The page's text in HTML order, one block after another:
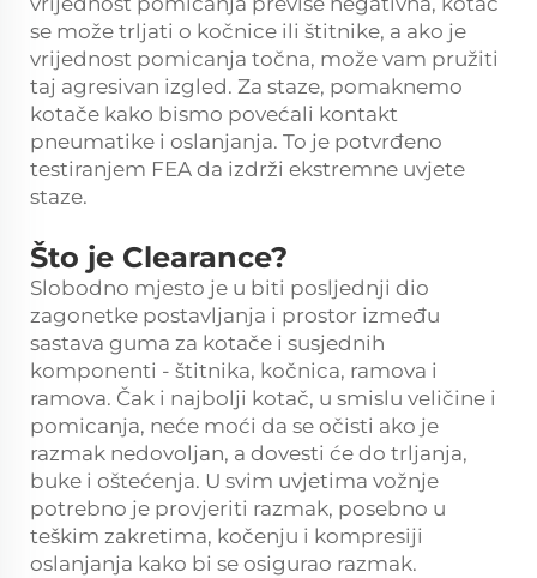
se može trljati o kočnice ili štitnike, a ako je
vrijednost pomicanja točna, može vam pružiti
taj agresivan izgled. Za staze, pomaknemo
kotače kako bismo povećali kontakt
pneumatike i oslanjanja. To je potvrđeno
testiranjem FEA da izdrži ekstremne uvjete
staze.
Što je Clearance?
Slobodno mjesto je u biti posljednji dio
zagonetke postavljanja i prostor između
sastava guma za kotače i susjednih
komponenti - štitnika, kočnica, ramova i
ramova. Čak i najbolji kotač, u smislu veličine i
pomicanja, neće moći da se očisti ako je
razmak nedovoljan, a dovesti će do trljanja,
buke i oštećenja. U svim uvjetima vožnje
potrebno je provjeriti razmak, posebno u
teškim zakretima, kočenju i kompresiji
oslanjanja kako bi se osigurao razmak.